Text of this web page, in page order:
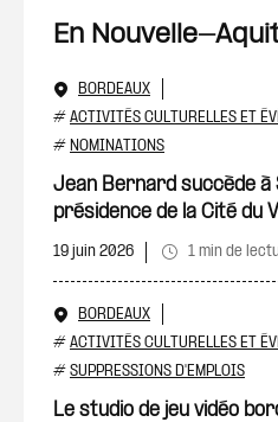
En Nouvelle-
BORDEAUX
# ACTIVITÉS CULTURELLES ET
# NOMINATIONS
Jean Bernard succède à
présidence de la Cité du
19 juin 2026 1 min de
BORDEAUX
# ACTIVITÉS CULTURELLES ET
# SUPPRESSIONS D'EMPLOIS
Le studio de jeu vidéo